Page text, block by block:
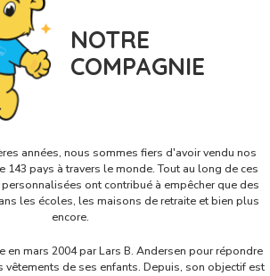
NOTRE
COMPAGNIE
années, nous sommes fiers d'avoir vendu nos
143 pays à travers le monde. Tout au long de ces
ont contribué à empêcher que des
les écoles, les maisons de retraite et bien plus
encore.
en mars 2004 par Lars B. Andersen pour répondre
vêtements de ses enfants. Depuis, son objectif est